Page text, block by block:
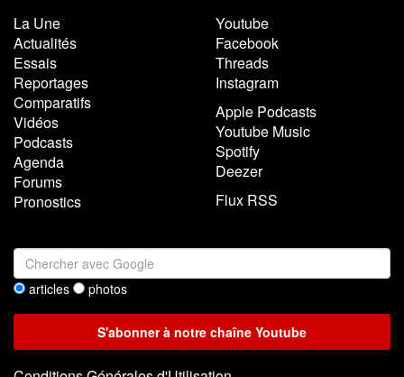
La Une
Actualités
Essais
Reportages
Comparatifs
Vidéos
Podcasts
Agenda
Forums
Pronostics
Youtube
Facebook
Threads
Instagram
Apple Podcasts
Youtube Music
Spotify
Deezer
Flux RSS
articles photos